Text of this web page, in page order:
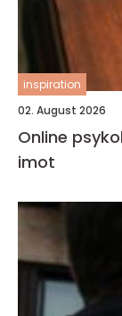
inspiration
02. August 2026
Online psykolog fleksibel hjelp når
imot